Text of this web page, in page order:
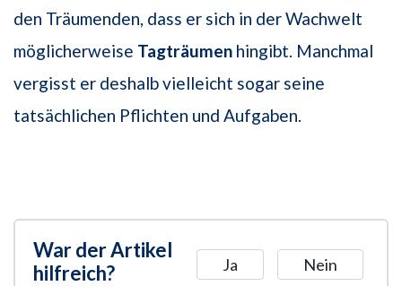
den Träumenden, dass er sich in der Wachwelt
möglicherweise Tagträumen hingibt. Manchmal
vergisst er deshalb vielleicht sogar seine
tatsächlichen Pflichten und Aufgaben.
War der Artikel
hilfreich?
Ja Nein